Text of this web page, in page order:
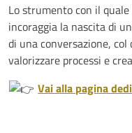
Lo strumento con il
incoraggia la nascita di
di una conversazione,
valorizzare processi e
Vai alla pagina